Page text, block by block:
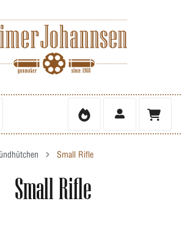
Small Rifle
Small Rifle